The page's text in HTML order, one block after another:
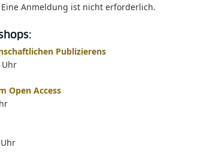
Anmeldung ist nicht erforderlich.
Publizierens
Uhr
Open Access